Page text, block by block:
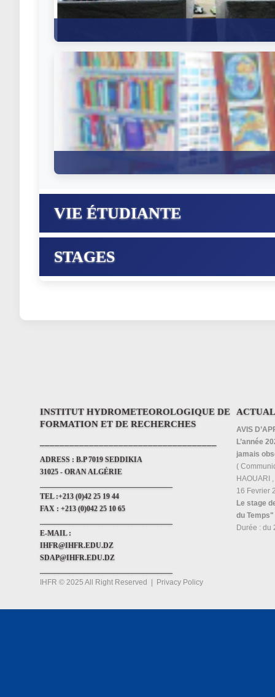
VIE ÉTUDIANTE
STAGES
INSTITUT HYDROMETEOROLOGIQUE DE
FORMATION ET DE RECHERCHES
ADRESS : B.P 7019 SEDDIKIA
31025 - ORAN ALGÉRIE
TEL :+213 (0)42 25 19 44
FAX : +213 (0)042 25 10 65
E-MAIL :
IHFR@IHFR.EDU.DZ
SDAP@IHFR.EDU.DZ
IHFR © 2025 All Right Reserved
Privacy Policy
AVIS
L’année
jamais
(
HAOUARI
16 Fevrier
Le stage
du Temps"
Durée : du